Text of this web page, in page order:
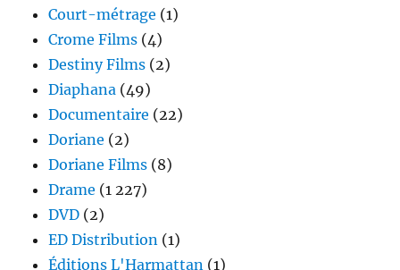
Court-métrage (1)
Crome Films (4)
Destiny Films (2)
Diaphana (49)
Documentaire (22)
Doriane (2)
Doriane Films (8)
Drame (1 227)
DVD (2)
ED Distribution (1)
Éditions L'Harmattan (1)